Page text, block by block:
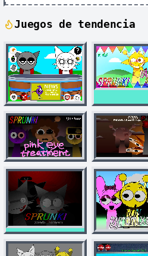
Juegos de tendencia